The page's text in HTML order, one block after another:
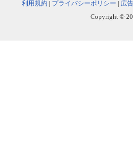
利用規約 | プライバシーポリシー | 広
Copyright ©